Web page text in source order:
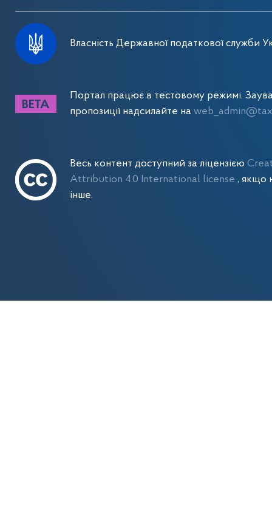
Власність Державної податкової служби
Портал працює в тестовому режимі.
пропозиції надсилайте на
Весь контент доступний за ліцензією
Attribution 4.0 International license , якщо
інше.